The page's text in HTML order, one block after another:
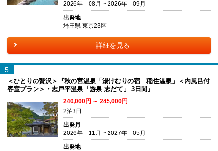
2026年 08月 ~ 2026年 09月
出発地
埼玉県 東京23区
詳細を見る
5
＜ひとりの贅沢＞『秋の宮温泉「湯けむりの宿 稲住温泉」＜内風呂付
客室プラン＞・志戸平温泉「游泉 志だて」 3日間』
240,000円 ～ 245,000円
2泊3日
出発月
2026年 11月 ~ 2027年 05月
出発地